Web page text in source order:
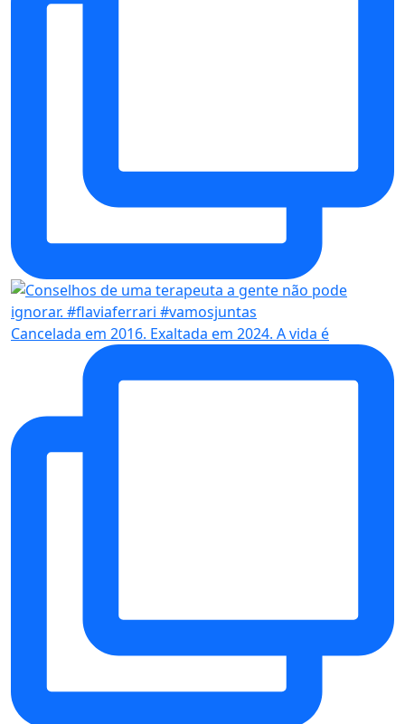
Cancelada em 2016. Exaltada em 2024. A vida é